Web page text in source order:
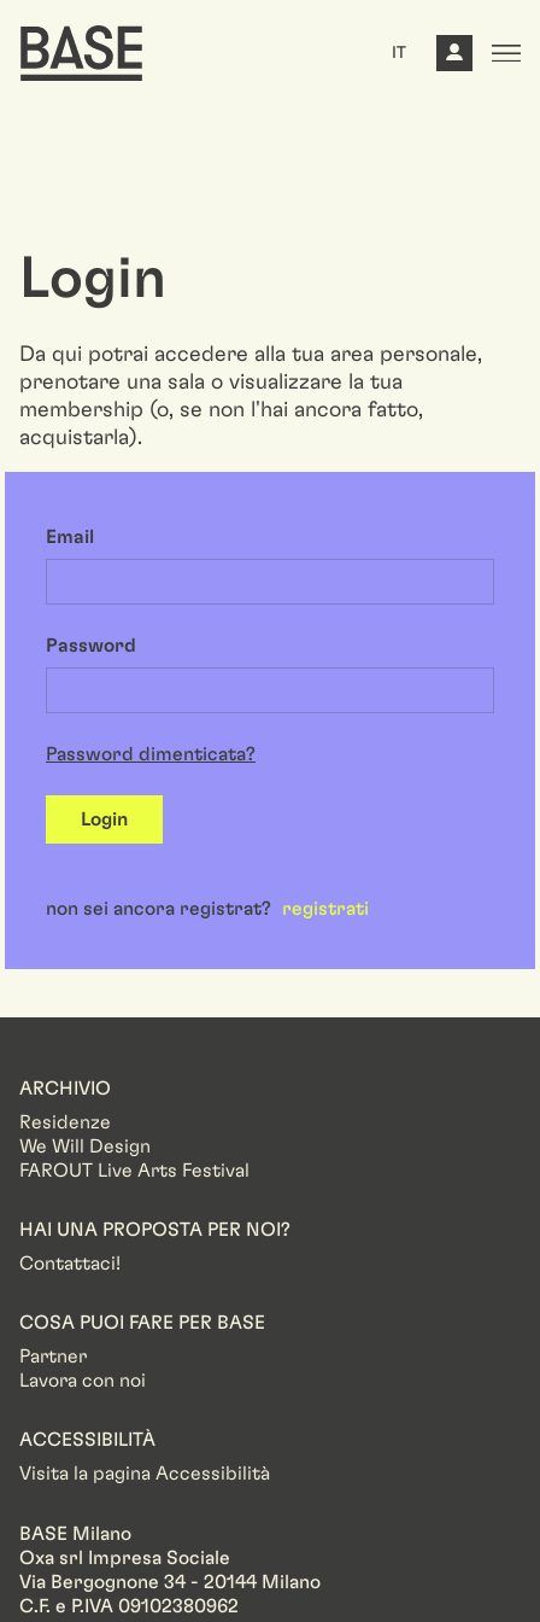
IT
Login
Da qui potrai accedere alla tua area personale,
prenotare una sala o visualizzare la tua
membership (o, se non l'hai ancora fatto,
acquistarla).
Email
Password
Password dimenticata?
Login
non sei ancora registrat? registrati
ARCHIVIO
Residenze
We Will Design
FAROUT Live Arts Festival
HAI UNA PROPOSTA PER NOI?
Contattaci!
COSA PUOI FARE PER BASE
Partner
Lavora con noi
ACCESSIBILITÀ
Visita la pagina Accessibilità
BASE Milano
Oxa srl Impresa Sociale
Via Bergognone 34 - 20144 Milano
C.F. e P.IVA 09102380962